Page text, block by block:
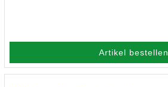
Artikel bestellen